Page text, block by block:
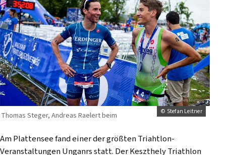
© Stefan Leitner
Thomas Steger, Andreas Raelert beim
Am Plattensee fand einer der größten Triahtlon-
Veranstaltungen Unganrs statt. Der Keszthely Triathlon